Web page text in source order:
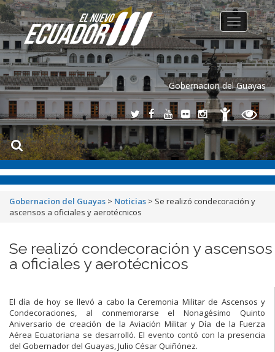
Gobernacion del Guayas
Toggle
navigation
Gobernacion del Guayas > Noticias > Se realizó condecoración y
ascensos a oficiales y aerotécnicos
Se realizó condecoración y ascensos
a oficiales y aerotécnicos
El día de hoy se llevó a cabo la Ceremonia Militar de Ascensos y
Condecoraciones, al conmemorarse el Nonagésimo Quinto
Aniversario de creación de la Aviación Militar y Día de la Fuerza
Aérea Ecuatoriana se desarrolló. El evento contó con la presencia
del Gobernador del Guayas, Julio César Quiñónez.